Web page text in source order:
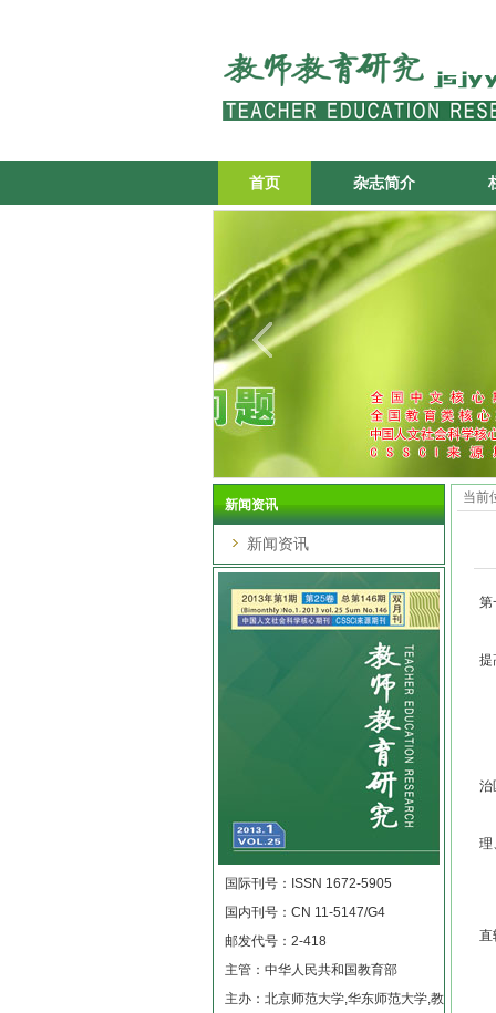
首页 杂志简介
新闻资讯
新闻资讯
国际刊号：ISSN 1672-5905
国内刊号：CN 11-5147/G4
邮发代号：2-418
主管：中华人民共和国教育部
主办：北京师范大学,华东师范大学,教
当前
第
提
治
理
直